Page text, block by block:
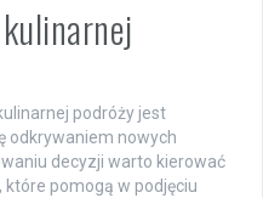
podróży jest
odkrywaniem nowych
decyzji warto kierować
pomogą w podjęciu